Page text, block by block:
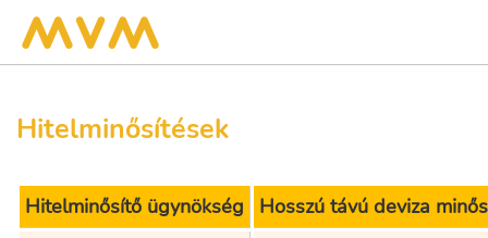
Hitelminősítések
Hitelminősítő ügynökség
Hosszú távú deviza